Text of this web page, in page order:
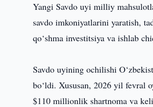
Yangi Savdo uyi milliy
savdo imkoniyatlarini yaratish,
qo‘shma investitsiya va ishlab
Savdo uyining ochilishi
bo‘ldi. Xususan, 2026 yil fevral
$110 millionlik shartnoma va